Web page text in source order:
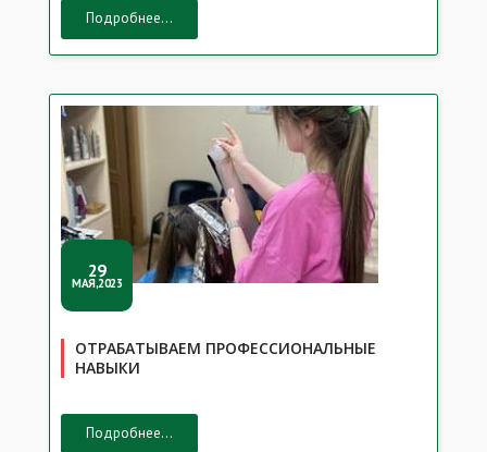
Подробнее...
29
МАЯ,2023
ОТРАБАТЫВАЕМ ПРОФЕССИОНАЛЬНЫЕ
НАВЫКИ
Подробнее...